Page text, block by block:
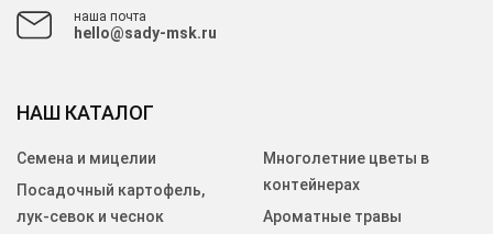
наша почта
hello@sady-msk.ru
НАШ КАТАЛОГ
Семена и мицелии
Посадочный картофель,
лук-севок и чеснок
Многолетние цветы в
контейнерах
Ароматные травы